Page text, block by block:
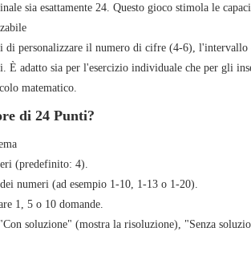
sia esattamente 24. Questo gioco stimola le
di personalizzare il numero di cifre (4-6),
È adatto sia per l'esercizio individuale che per gli
matematico.
di 24 Punti?
(predefinito: 4).
numeri (ad esempio 1-10, 1-13 o 1-20).
1, 5 o 10 domande.
soluzione" (mostra la risoluzione), "Senza